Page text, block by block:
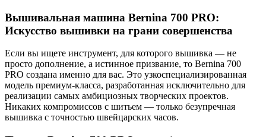
Вышивальная машина Bernina 700 PRO:
Искусство вышивки на грани совершенства
Если вы ищете инструмент, для которого вышивка — не
просто дополнение, а истинное призвание, то Bernina 700
PRO создана именно для вас. Это узкоспециализированная
модель премиум-класса, разработанная исключительно для
реализации самых амбициозных творческих проектов.
Никаких компромиссов с шитьем — только безупречная
вышивка с точностью швейцарских часов.